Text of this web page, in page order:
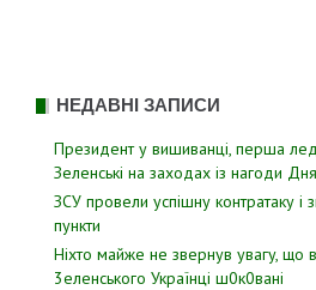
НЕДАВНІ ЗАПИСИ
Президент у вишиванці, перша
Зеленські на заходах із нагоди
ЗСУ пpовели уcпішну контратаку і
пyнкти
Hixтo мaйжe нe звepнyв yвaгy, щo
3eлeнcькoгo Укpaїнцi ш0к0вaнi